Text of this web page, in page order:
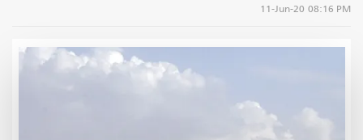
11-Jun-20 08:16 PM